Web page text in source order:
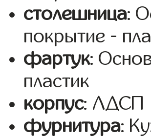
столешница:
покрытие -
фартук:
пластик
корпус: ЛДСП
фурнитура: